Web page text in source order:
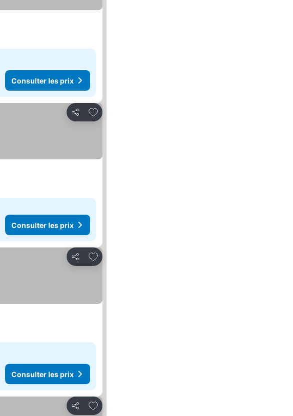
Consulter les prix
Partager
Ajouter à mes favoris
Consulter les prix
Partager
Ajouter à mes favoris
Consulter les prix
Partager
Ajouter à mes favoris